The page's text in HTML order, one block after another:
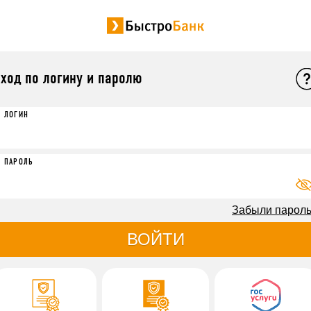
по логину и паролю
ЛОГИН
ПАРОЛЬ
Забыли
ВОЙТИ